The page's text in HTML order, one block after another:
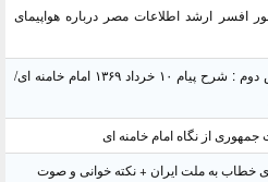
افسر ارشد اطلاعات مصر درباره هواپیمای
منشور گفتمان امام و انقلاب - 7 /بخش دوم : شرح پیام ۱۰ خرداد ۱۳۶۹ امام خامنه ای/
از نگاه امام خامنه ای
خطاب به ملت ایران + نکته خوانی و صوت